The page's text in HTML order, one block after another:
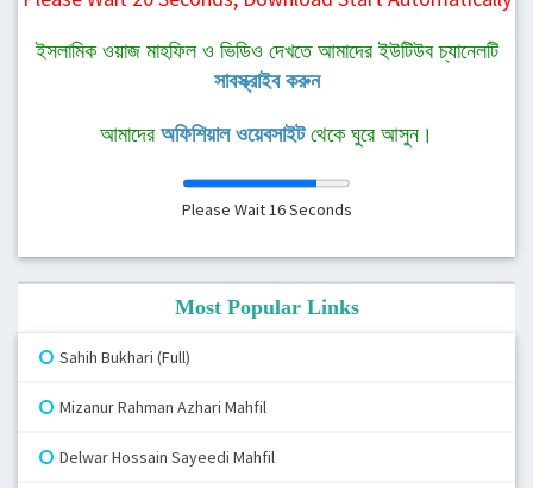
ইসলামিক ওয়াজ মাহফিল ও ভিডিও দেখতে আমাদের ইউটিউব চ্যানেলটি
সাবস্ক্রাইব করুন
আমাদের অফিশিয়াল ওয়েবসাইটথেকে ঘুরে আসুন।
Please Wait16Seconds
Most Popular Links
Sahih Bukhari (Full)
Mizanur Rahman Azhari Mahfil
Delwar Hossain Sayeedi Mahfil